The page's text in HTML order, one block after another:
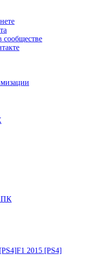
сообществе
ПК
F1 2015 [PS4]